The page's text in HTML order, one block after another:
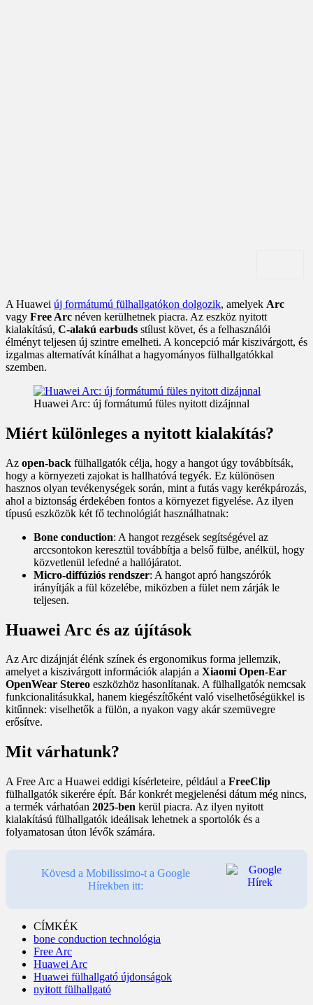
A Huawei új formátumú fülhallgatókon dolgozik, amelyek Arc
vagy Free Arc néven kerülhetnek piacra. Az eszköz nyitott
kialakítású, C-alakú earbuds stílust követ, és a felhasználói
élményt teljesen új szintre emelheti. A koncepció már kiszivárgott, és
izgalmas alternatívát kínálhat a hagyományos fülhallgatókkal
szemben.
Huawei Arc: új formátumú füles nyitott dizájnnal
Miért különleges a nyitott kialakítás?
Az open-back fülhallgatók célja, hogy a hangot úgy továbbítsák,
hogy a környezeti zajokat is hallhatóvá tegyék. Ez különösen
hasznos olyan tevékenységek során, mint a futás vagy kerékpározás,
ahol a biztonság érdekében fontos a környezet figyelése. Az ilyen
típusú eszközök két fő technológiát használhatnak:
Bone conduction: A hangot rezgések segítségével az
arccsontokon keresztül továbbítja a belső fülbe, anélkül, hogy
közvetlenül lefedné a hallójáratot.
Micro-diffúziós rendszer: A hangot apró hangszórók
irányítják a fül közelébe, miközben a fület nem zárják le
teljesen.
Huawei Arc és az újítások
Az Arc dizájnját élénk színek és ergonomikus forma jellemzik,
amelyet a kiszivárgott információk alapján a Xiaomi Open-Ear
OpenWear Stereo eszközhöz hasonlítanak. A fülhallgatók nemcsak
funkcionalitásukkal, hanem kiegészítőként való viselhetőségükkel is
kitűnnek: viselhetők a fülön, a nyakon vagy akár szemüvegre
erősítve.
Mit várhatunk?
A Free Arc a Huawei eddigi kísérleteire, például a FreeClip
fülhallgatók sikerére épít. Bár konkrét megjelenési dátum még nincs,
a termék várhatóan 2025-ben kerül piacra. Az ilyen nyitott
kialakítású fülhallgatók ideálisak lehetnek a sportolók és a
folyamatosan úton lévők számára.
Kövesd a Mobilissimo-t a Google
Hírekben itt:
CÍMKÉK
bone conduction technológia
Free Arc
Huawei Arc
Huawei fülhallgató újdonságok
nyitott fülhallgató